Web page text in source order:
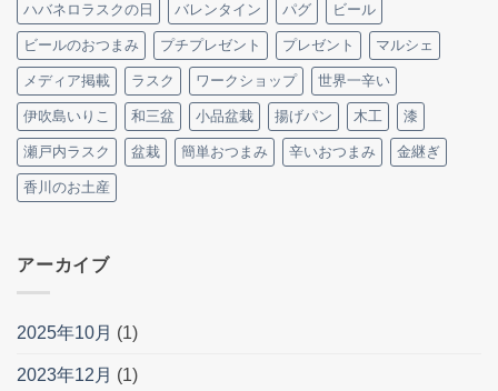
ハバネロラスクの日 バレンタイン パグ ビール
ビールのおつまみ プチプレゼント プレゼント マルシェ
メディア掲載 ラスク ワークショップ 世界一辛い
伊吹島いりこ 和三盆 小品盆栽 揚げパン 木工 漆
瀬戸内ラスク 盆栽 簡単おつまみ 辛いおつまみ 金継ぎ
香川のお土産
アーカイブ
2025年10月 (1)
2023年12月 (1)